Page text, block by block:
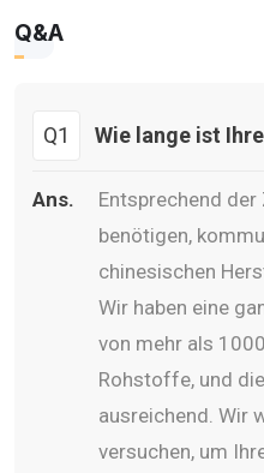
Q&A
Q1 Wie lange ist
Ans.
Entsprechend
benötigen,
chinesischen
Wir haben eine
von mehr als
Rohstoffe, und
ausreichend. Wir
versuchen, um